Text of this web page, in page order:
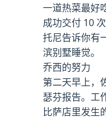
一道热菜最好
成功交付 10
托尼告诉你有
滨别墅睡觉。
乔西的努力
第二天早上，
瑟芬报告。工
比萨店里发生